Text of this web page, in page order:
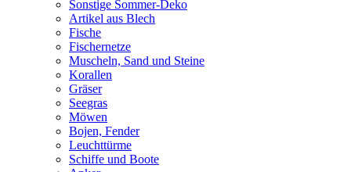
Sonstige Sommer-Deko
Artikel aus Blech
Fische
Fischernetze
Muscheln, Sand und Steine
Korallen
Gräser
Seegras
Möwen
Bojen, Fender
Leuchttürme
Schiffe und Boote